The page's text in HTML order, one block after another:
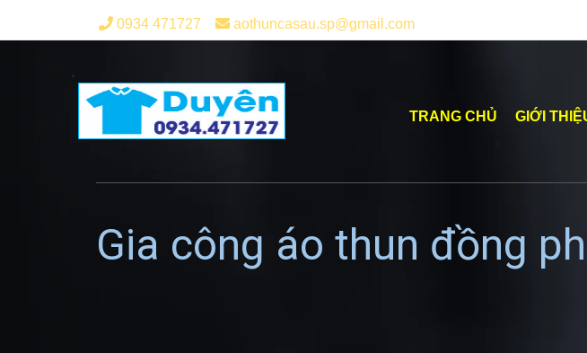
Gia công áo thun đồng
0934 471727 aothuncasau.sp@gmail.com
TRANG CHỦ GIỚI